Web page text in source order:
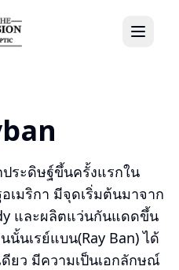
ประดิษฐ์ขึ้นครั้งแรกใน
เมริกา มีจุดเริ่มต้นมาจาก
และผลิตแว่นกันแดดขึ้น
นั้นเรย์แบน(Ray Ban) ได้
ยว มีความเป็นเอกลักษณ์